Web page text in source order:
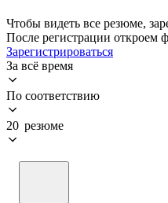
Чтобы видеть все резюме,
После регистрации откроем
Зарегистрироваться
За всё время
По соответствию
20 резюме